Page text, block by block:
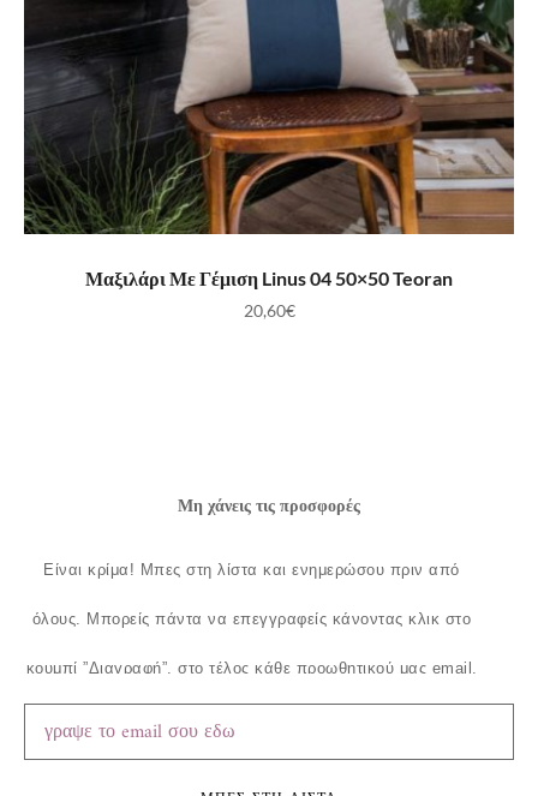
ΠΡΟΣΘΉΚΗ ΣΤΟ ΚΑΛΆΘΙ
Μαξιλάρι Με Γέμιση Linus 04 50×50 Teoran
20,60€
Μη χάνεις τις προσφορές
Είναι κρίμα! Μπες στη λίστα και ενημερώσου πριν από
όλους. Μπορείς πάντα να επεγγραφείς κάνοντας κλικ στο
κουμπί ”Διαγραφή”, στο τέλος κάθε προωθητικού μας email.